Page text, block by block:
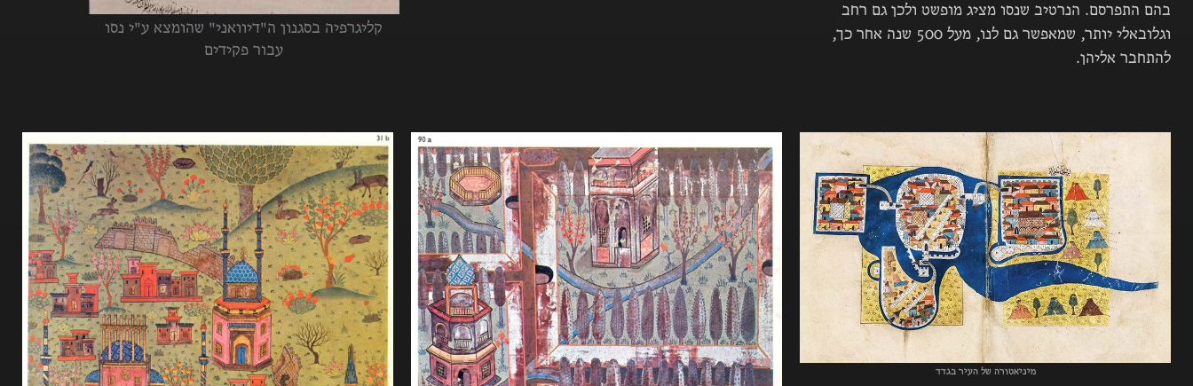
בהם התפרסם. הנרטיב שנסו מציג מופשט ולכן גם רחב
וגלובאלי יותר, שמאפשר גם לנו, מעל 500 שנה אחר כך,
להתחבר אליהן.
קליגרפיה בסגנון ה"דיוואני" שהומצא ע"י נסו
עבור פקידים
מיניאטורה של העיר בגדד